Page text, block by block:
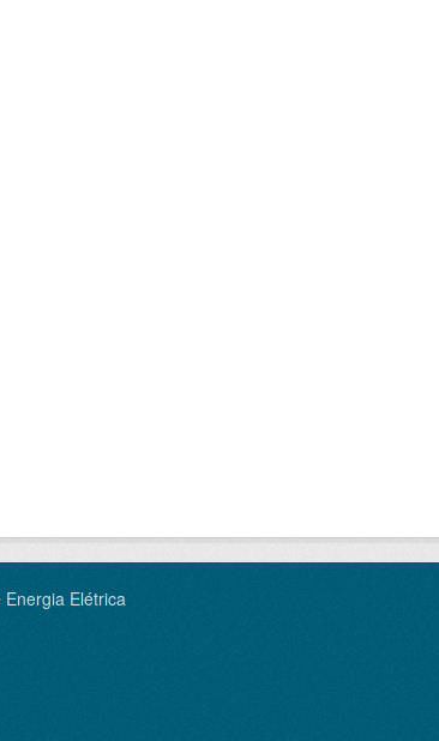
Elétrica